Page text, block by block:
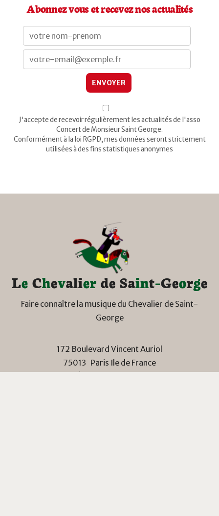
Abonnez vous et recevez nos actualités
J'accepte de recevoir régulièrement les actualités de l'asso
Concert de Monsieur Saint George.
Conformément à la loi RGPD, mes données seront strictement
utilisées à des fins statistiques anonymes
Le Chevalier de Saint-George
Faire connaître la musique du Chevalier de Saint-
George
172 Boulevard Vincent Auriol
75013 Paris Ile de France